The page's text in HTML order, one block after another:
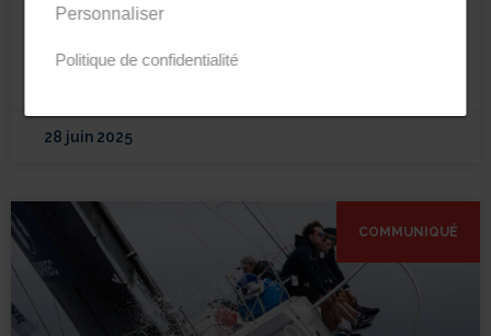
Cap sur Royan pour la première
grande course
28 juin 2025
COMMUNIQUÉ
Personnaliser
Politique de confidentialité